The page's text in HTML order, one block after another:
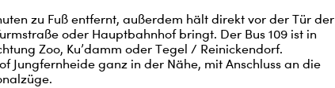
zu Fuß entfernt, außerdem hält direkt vor der Tür der
oder Hauptbahnhof bringt. Der Bus 109 ist in
Zoo, Ku’damm oder Tegel / Reinickendorf.
Jungfernheide ganz in der Nähe, mit Anschluss an die